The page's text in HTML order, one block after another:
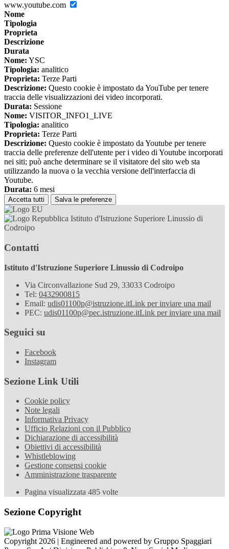
www.youtube.com
Nome
Tipologia
Proprieta
Descrizione
Durata
Nome: YSC
Tipologia: analitico
Proprieta: Terze Parti
Descrizione: Questo cookie è impostato da YouTube per tenere
traccia delle visualizzazioni dei video incorporati.
Durata: Sessione
Nome: VISITOR_INFO1_LIVE
Tipologia: analitico
Proprieta: Terze Parti
Descrizione: Questo cookie è impostato da Youtube per tenere
traccia delle preferenze dell'utente per i video di Youtube incorporati
nei siti; può anche determinare se il visitatore del sito web sta
utilizzando la nuova o la vecchia versione dell'interfaccia di
Youtube.
Durata: 6 mesi
Accetta tutti Salva le preferenze
Istituto d'Istruzione Superiore Linussio di
Codroipo
Contatti
Istituto d'Istruzione Superiore Linussio di Codroipo
Via Circonvallazione Sud 29, 33033 Codroipo
Tel: 0432900815
Email: udis01100p@istruzione.itLink per inviare una mail
PEC: udis01100p@pec.istruzione.itLink per inviare una mail
Seguici su
Facebook
Instagram
Sezione Link Utili
Cookie policy
Note legali
Informativa Privacy
Ufficio Relazioni con il Pubblico
Dichiarazione di accessibilità
Obiettivi di accessibilità
Whistleblowing
Gestione consensi cookie
Amministrazione trasparente
Pagina visualizzata 485 volte
Sezione Copyright
Copyright 2026 | Engineered and powered by Gruppo Spaggiari